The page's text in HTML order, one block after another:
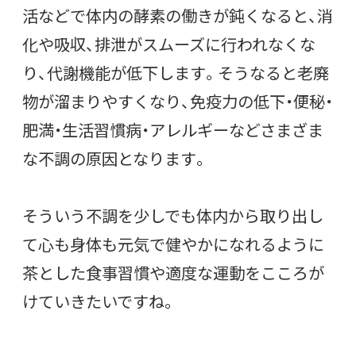
活などで体内の酵素の働きが鈍くなると、消
化や吸収、排泄がスムーズに行われなくな
り、代謝機能が低下します。そうなると老廃
物が溜まりやすくなり、免疫力の低下・便秘・
肥満・生活習慣病・アレルギーなどさまざま
な不調の原因となります。
そういう不調を少しでも体内から取り出し
て心も身体も元気で健やかになれるように
茶とした食事習慣や適度な運動をこころが
けていきたいですね。